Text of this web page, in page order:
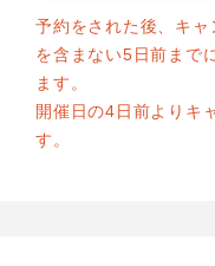
予約をされた後、キ
を含まない5日前まで
ます。
開催日の4日前よりキ
す。